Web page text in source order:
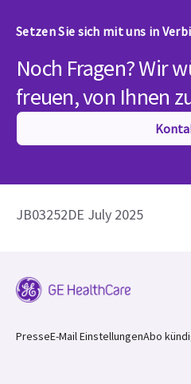
Setzen Sie sich mit uns in
Noch Fragen? Wir
freuen, von Ihnen
JB03252DE July 2025
PresseE-Mail EinstellungenAbo